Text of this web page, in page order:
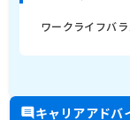
ワークライフバ
キャリアアドバ